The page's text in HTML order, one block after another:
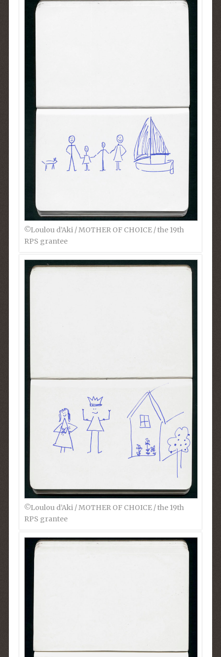
©︎Loulou d’Aki / MOTHER OF CHOICE / the 19th
RPS grantee
©︎Loulou d’Aki / MOTHER OF CHOICE / the 19th
RPS grantee